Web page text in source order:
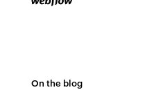
On the blog